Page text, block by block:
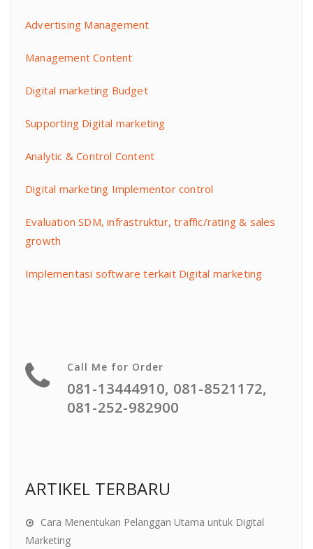
Advertising Management
Management Content
Digital marketing Budget
Supporting Digital marketing
Analytic & Control Content
Digital marketing Implementor control
Evaluation SDM, infrastruktur, traffic/rating & sales
growth
Implementasi software terkait Digital marketing
Call Me for Order
081-13444910, 081-8521172,
081-252-982900
ARTIKEL TERBARU
Cara Menentukan Pelanggan Utama untuk Digital
Marketing